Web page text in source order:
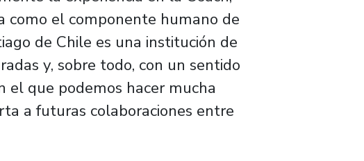
como el componente humano de
de Chile es una institución de
y, sobre todo, con un sentido
el que podemos hacer mucha
a futuras colaboraciones entre